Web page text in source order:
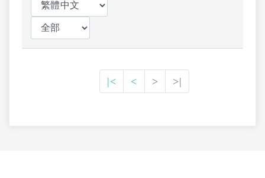
|< < > >|